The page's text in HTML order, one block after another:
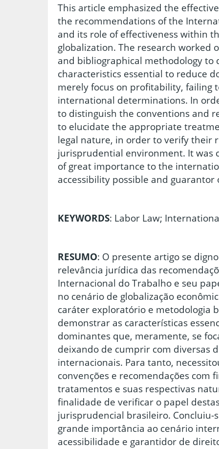
This article emphasized the
the recommendations of the
and its role of effectiveness within
globalization. The research worked
and bibliographical methodology to
characteristics essential to reduce
merely focus on profitability, failing
international determinations. In
to distinguish the conventions and
to elucidate the appropriate
legal nature, in order to verify their
jurisprudential environment. It was
of great importance to the
accessibility possible and
KEYWORDS: Labor Law;
RESUMO: O presente artigo se
relevância jurídica das
Internacional do Trabalho e seu
no cenário de globalização
caráter exploratório e metodologia
demonstrar as características
dominantes que, meramente, se
deixando de cumprir com diversas
internacionais. Para tanto,
convenções e recomendações com
tratamentos e suas respectivas
finalidade de verificar o papel
jurisprudencial brasileiro. Concluiu-
grande importância ao cenário
acessibilidade e garantidor de